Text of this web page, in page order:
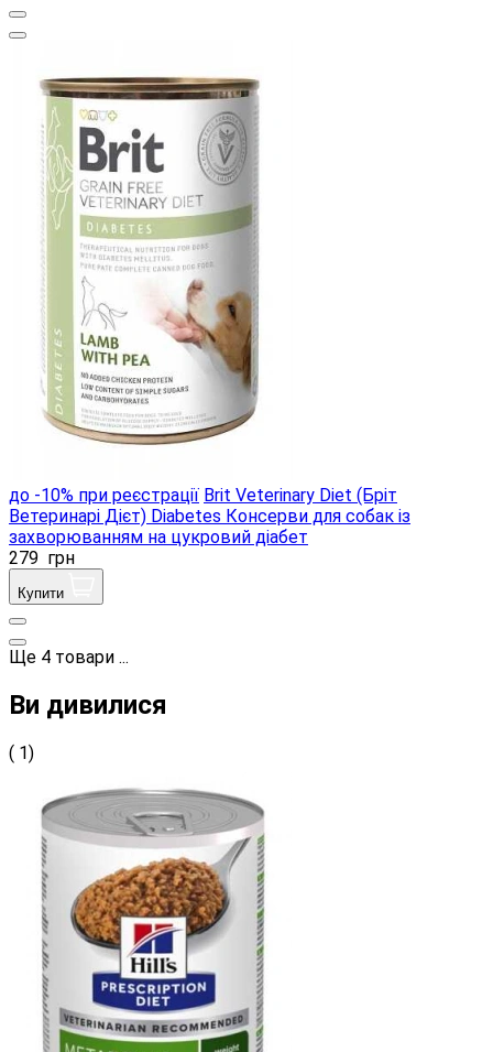
до -10% при реєстрації Brit Veterinary Diet (Бріт
Ветеринарі Дієт) Diabetes Консерви для собак із
захворюванням на цукровий діабет
279 грн
Купити
Ще 4 товари ...
Ви дивилися
( 1)